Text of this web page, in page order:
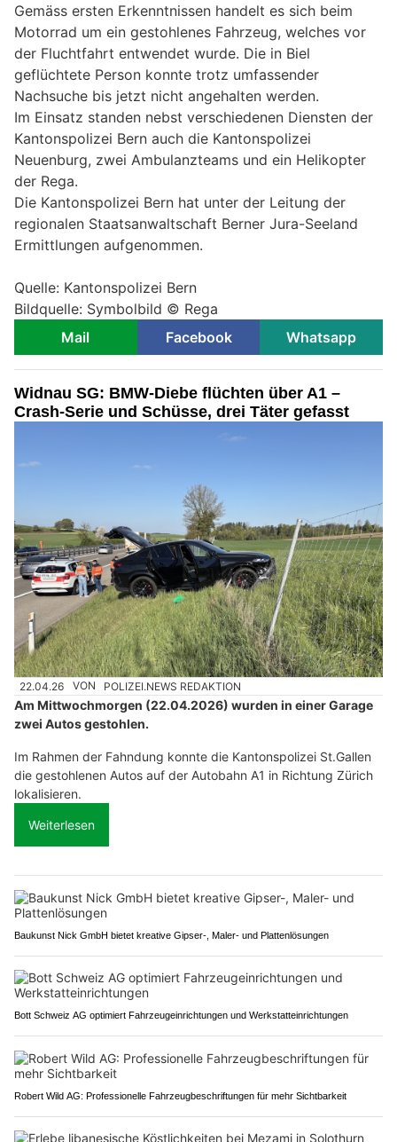
Gemäss ersten Erkenntnissen handelt es sich beim
Motorrad um ein gestohlenes Fahrzeug, welches vor
der Fluchtfahrt entwendet wurde. Die in Biel
geflüchtete Person konnte trotz umfassender
Nachsuche bis jetzt nicht angehalten werden.
Im Einsatz standen nebst verschiedenen Diensten der
Kantonspolizei Bern auch die Kantonspolizei
Neuenburg, zwei Ambulanzteams und ein Helikopter
der Rega.
Die Kantonspolizei Bern hat unter der Leitung der
regionalen Staatsanwaltschaft Berner Jura-Seeland
Ermittlungen aufgenommen.
Quelle: Kantonspolizei Bern
Bildquelle: Symbolbild © Rega
Mail
Facebook Whatsapp
Widnau SG: BMW-Diebe flüchten über A1 –
Crash-Serie und Schüsse, drei Täter gefasst
22.04.26 VON POLIZEI.NEWS REDAKTION
Am Mittwochmorgen (22.04.2026) wurden in einer Garage
zwei Autos gestohlen.
Im Rahmen der Fahndung konnte die Kantonspolizei St.Gallen
die gestohlenen Autos auf der Autobahn A1 in Richtung Zürich
lokalisieren.
Weiterlesen
Baukunst Nick GmbH bietet kreative Gipser-, Maler- und Plattenlösungen
Bott Schweiz AG optimiert Fahrzeugeinrichtungen und Werkstatteinrichtungen
Robert Wild AG: Professionelle Fahrzeugbeschriftungen für mehr Sichtbarkeit